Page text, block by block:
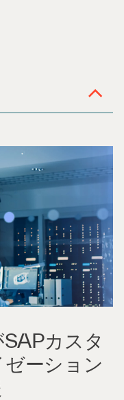
カスタ
ーション